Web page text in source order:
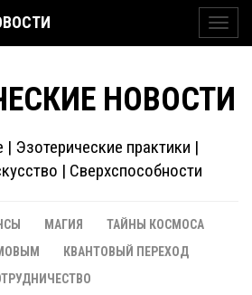
НОВОСТИ
Эзотерические практики |
| Сверхспособности
МАГИЯ
ТАЙНЫ КОСМОСА
КВАНТОВЫЙ ПЕРЕХОД